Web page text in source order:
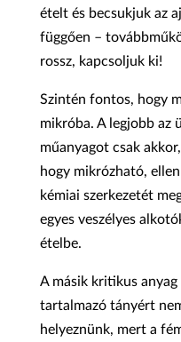
ételt és becsukjuk az
függően –
rossz, kapcsoljuk ki!
Szintén fontos, hogy
mikróba. A legjobb az
műanyagot csak
hogy mikrózható,
kémiai szerkezetét
egyes veszélyes
ételbe.
A másik kritikus
tartalmazó tányért
helyeznünk, mert a